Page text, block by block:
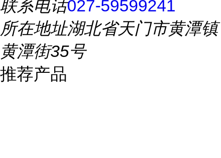
联系电话027-59599241
所在地址湖北省天门市黄潭镇
黄潭街35号
推荐产品